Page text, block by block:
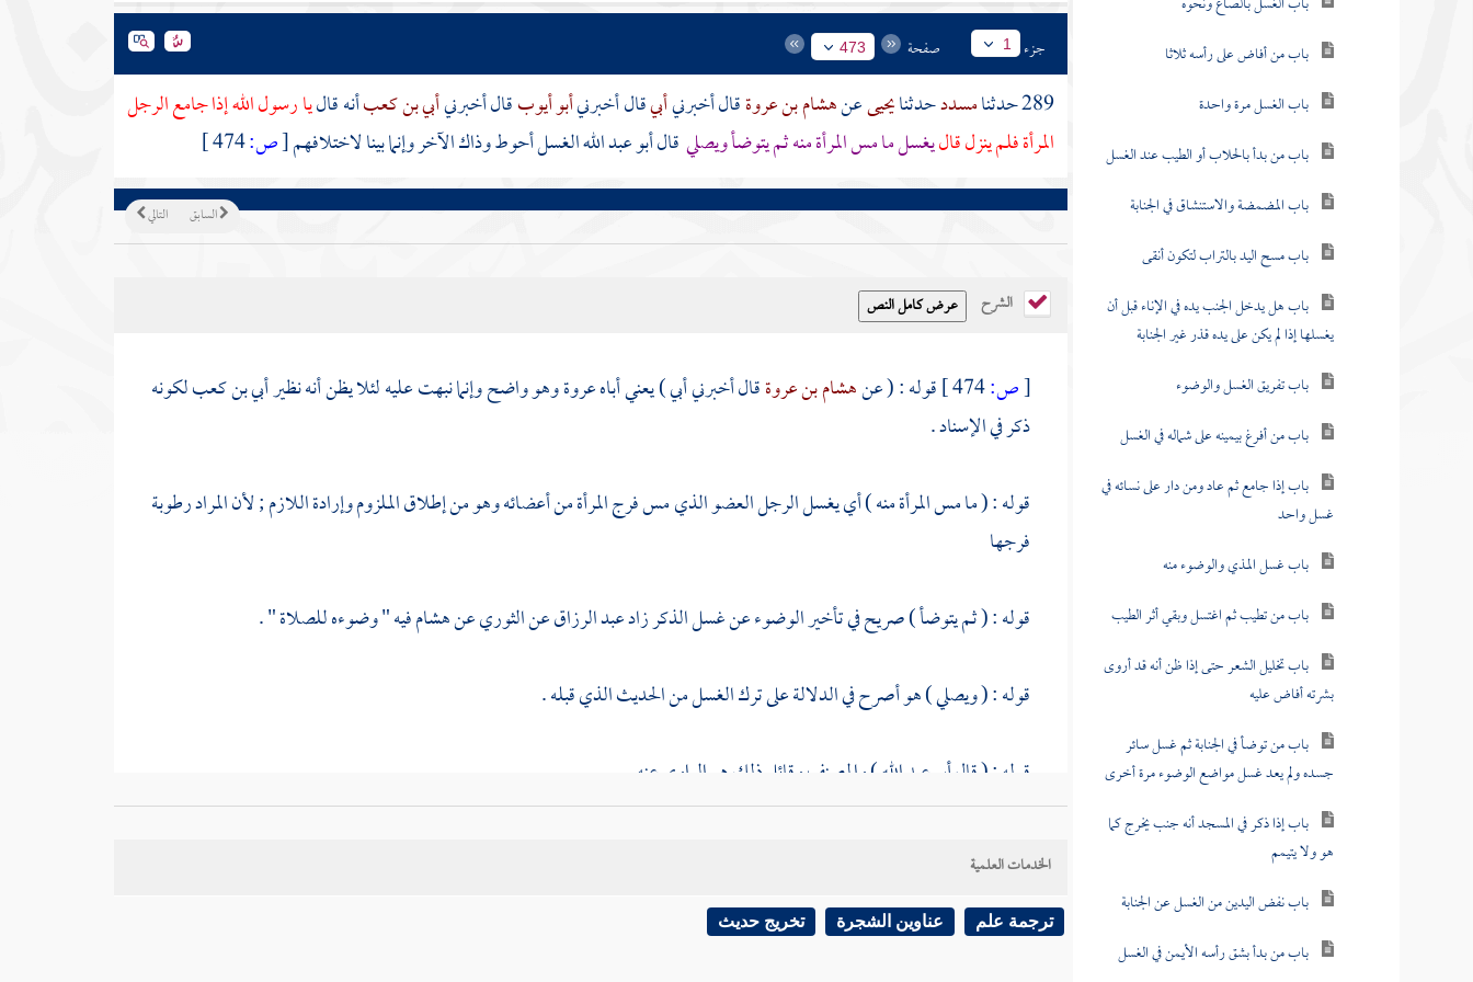
باب من أفاض على رأسه ثلاثا
باب الغسل مرة واحدة
باب من بدأ بالحلاب أو الطيب عند الغسل
باب المضمضة والاستنشاق في الجنابة
باب مسح اليد بالتراب لتكون أنقى
باب هل يدخل الجنب يده في الإناء قبل أن
يغسلها إذا لم يكن على يده قذر غير الجنابة
باب تفريق الغسل والوضوء
باب من أفرغ بيمينه على شماله في الغسل
باب إذا جامع ثم عاد ومن دار على نسائه في
غسل واحد
باب غسل المذي والوضوء منه
باب من تطيب ثم اغتسل وبقي أثر الطيب
باب تخليل الشعر حتى إذا ظن أنه قد أروى
بشرته أفاض عليه
باب من توضأ في الجنابة ثم غسل سائر
جسده ولم يعد غسل مواضع الوضوء مرة أخرى
باب إذا ذكر في المسجد أنه جنب يخرج كما
هو ولا يتيمم
باب نفض اليدين من الغسل عن الجنابة
باب من بدأ بشق رأسه الأيمن في الغسل
جزء 1 صفحة 473
289 حدثنا مسددحدثنايحيىعنهشام بن عروةقال أخبرنيأبيقال أخبرنيأبو أيوبقال أخبرنيأبي بن كعبأنه قاليا رسول الله إذا جامع الرجل
المرأة فلم ينزل قاليغسل ما مس المرأة منه ثم يتوضأ ويصليقال أبو عبد الله الغسل أحوط وذاك الآخر وإنما بينا لاختلافهم[ص:
التالي السابق
الشرح
[ص: قوله : ( عنهشام بن عروةقال أخبرني أبي ) يعني أباهعروةوهو واضح وإنما نبهت عليه لئلا يظن أنه نظيرأبي بن كعبلكونه
ذكر في الإسناد .
قوله : ( ما مس المرأة منه ) أي يغسل الرجل العضو الذي مس فرج المرأة من أعضائه وهو من إطلاق الملزوم وإرادة اللازم ; لأن المراد رطوبة
فرجها
قوله : ( ثم يتوضأ ) صريح في تأخير الوضوء عن غسل الذكر زادعبد الرزاقعنالثوريعنهشامفيه " وضوءه للصلاة " .
قوله : ( ويصلي ) هو أصرح في الدلالة على ترك الغسل من الحديث الذي قبله .
قوله : ( قالأبو عبد الله) والمصنف وقائل ذلك هو الراوي عنه .
قوله : ( الغسل أحوط ) أي على تقدير أن لا يثبت الناسخ ولا يظهر الترجيح فالاحتياط للدين الاغتسال .
قوله : ( الأخير ) كذالأبي ذرولغيره " الآخر " بالمد بغير ياء أي آخر الأمرين من الشارع أو من اجتهاد الأئمة . وقال
الخدمات العلمية
ترجمة علم عناوين الشجرة تخريج حديث